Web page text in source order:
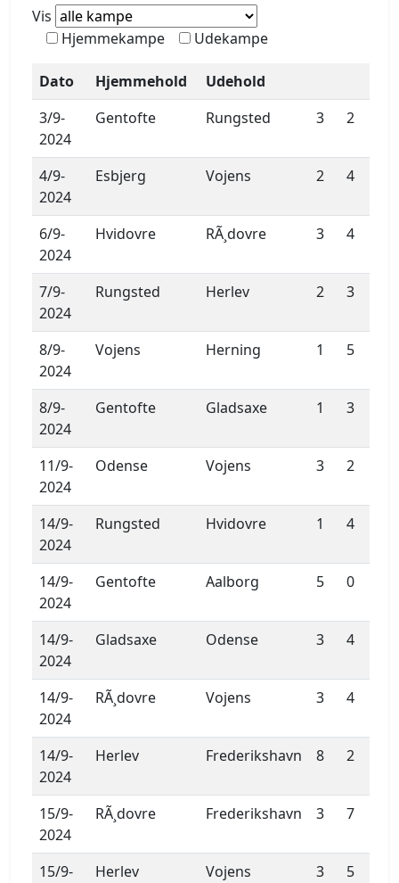
Vis
Hjemmekampe
Udekampe
Dato Hjemmehold
Udehold
3/9-
2024
Gentofte Rungsted 3 2
4/9-
2024
Esbjerg Vojens 2 4
6/9-
2024
Hvidovre RÃ¸dovre 3 4
7/9-
2024
Rungsted Herlev 2 3
8/9-
2024
Vojens Herning 1 5
8/9-
2024
Gentofte Gladsaxe 1 3
11/9-
2024
Odense Vojens 3 2
14/9-
2024
Rungsted Hvidovre 1 4
14/9-
2024
Gentofte Aalborg 5 0
14/9-
2024
Gladsaxe Odense 3 4
14/9-
2024
RÃ¸dovre Vojens 3 4
14/9-
2024
Herlev Frederikshavn 8 2
15/9-
2024
RÃ¸dovre Frederikshavn 3 7
15/9-
Herlev Vojens 3 5